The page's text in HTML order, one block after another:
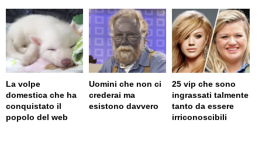
La volpe
domestica che ha
conquistato il
popolo del web
Uomini che non ci
crederai ma
esistono davvero
25 vip che sono
ingrassati talmente
tanto da essere
irriconoscibili